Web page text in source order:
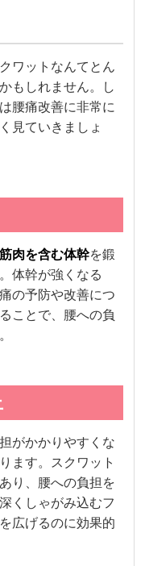
ワットなんてとん
もしれません。し
腰痛改善に非常に
見ていきましょ
肉を含む体幹を鍛
体幹が強くなる
の予防や改善につ
ことで、腰への負
がかかりやすくな
ます。スクワット
り、腰への負担を
くしゃがみ込むフ
広げるのに効果的